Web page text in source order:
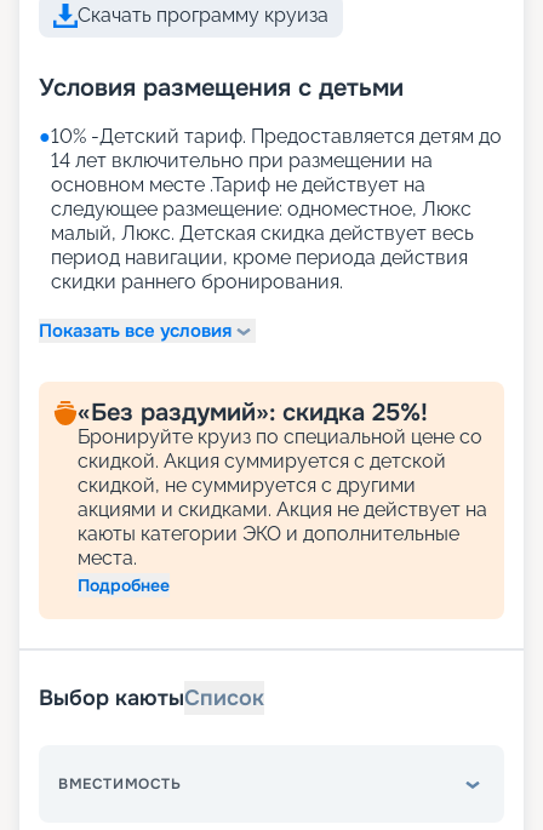
Скачать программу круиза
Условия размещения с детьми
●10% -Детский тариф. Предоставляется детям до
14 лет включительно при размещении на
основном месте .Тариф не действует на
следующее размещение: одноместное, Люкс
малый, Люкс. Детская скидка действует весь
период навигации, кроме периода действия
скидки раннего бронирования.
Показать все условия
«Без раздумий»: скидка 25%!
Бронируйте круиз по специальной цене со
скидкой. Акция суммируется с детской
скидкой, не суммируется с другими
акциями и скидками. Акция не действует на
каюты категории ЭКО и дополнительные
места.
Подробнее
Выбор каютыСписок
ВМЕСТИМОСТЬ